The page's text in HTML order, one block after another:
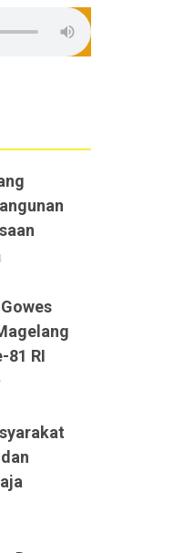
81 RI